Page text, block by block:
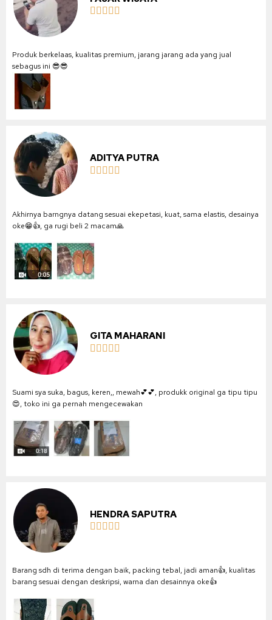
    
Produk berkelaas, kualitas premium, jarang jarang ada yang jual
sebagus ini 😎😎
ADITYA PUTRA
    
Akhirnya barngnya datang sesuai ekepetasi, kuat, sama elastis, desainya
oke😁👍, ga rugi beli 2 macam🙏
GITA MAHARANI
    
Suami sya suka, bagus, keren,, mewah💕💕, produkk original ga tipu tipu
😍, toko ini ga pernah mengecewakan
HENDRA SAPUTRA
    
Barang sdh di terima dengan baik, packing tebal, jadi aman👍, kualitas
barang sesuai dengan deskripsi, warna dan desainnya oke👍